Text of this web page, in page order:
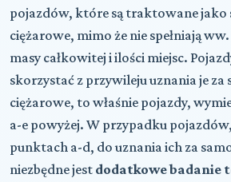
pojazdów, które są traktowane jako
ciężarowe, mimo że nie spełniają
masy całkowitej i ilości miejsc.
skorzystać z przywileju uznania je za
ciężarowe, to właśnie pojazdy,
a-e powyżej. W przypadku
punktach a-d, do uznania ich za
niezbędne jest dodatkowe badanie